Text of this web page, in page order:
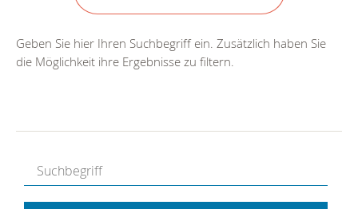
Geben Sie hier Ihren Suchbegriff ein. Zusätzlich haben Sie
die Möglichkeit ihre Ergebnisse zu filtern.